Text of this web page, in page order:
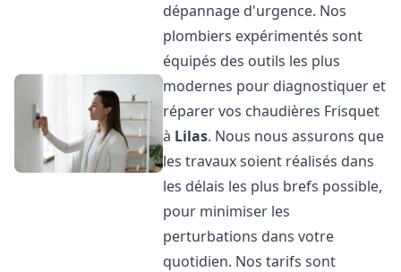
dépannage d'urgence. Nos
plombiers expérimentés sont
équipés des outils les plus
modernes pour diagnostiquer et
réparer vos chaudières Frisquet
à Lilas. Nous nous assurons que
les travaux soient réalisés dans
les délais les plus brefs possible,
pour minimiser les
perturbations dans votre
quotidien. Nos tarifs sont